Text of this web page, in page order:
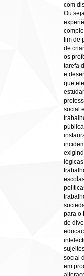
com
Ou
fim de
de
os
tarefa
e
que
social
para o
de
social
em